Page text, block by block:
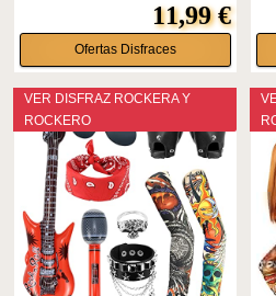
11,99 €
Ofertas Disfraces
VER DISFRAZ ROCKERA Y
ROCKERO